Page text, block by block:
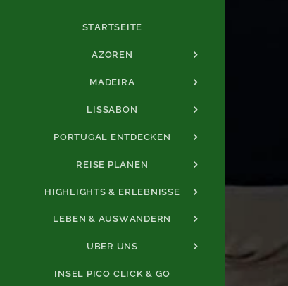
STARTSEITE
AZOREN
MADEIRA
LISSABON
PORTUGAL ENTDECKEN
REISE PLANEN
HIGHLIGHTS & ERLEBNISSE
LEBEN & AUSWANDERN
ÜBER UNS
INSEL PICO CLICK & GO